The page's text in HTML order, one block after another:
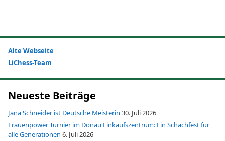
Alte Webseite
LiChess-Team
Neueste Beiträge
Jana Schneider ist Deutsche Meisterin 30. Juli 2026
Frauenpower Turnier im Donau Einkaufszentrum: Ein Schachfest für
alle Generationen 6. Juli 2026